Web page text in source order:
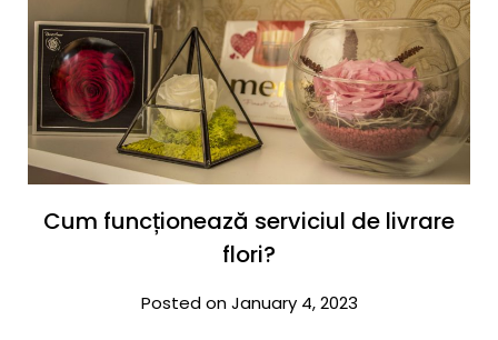
Cum funcționează serviciul de livrare
flori?
Posted on January 4, 2023